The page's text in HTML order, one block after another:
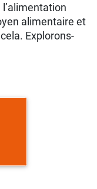
alimentaire et
Explorons-